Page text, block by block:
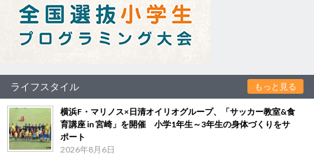
ライフスタイル もっと見る
横浜F・マリノス×日清オイリオグループ、「サッカー教室&食
育講座 in 宮崎」を開催 小学1年生～3年生の身体づくりをサ
ポート
2026年8月6日